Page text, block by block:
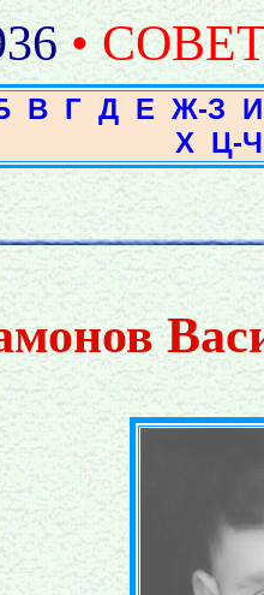
•
В Г Д Е Ж-З И
Х Ц-Ч